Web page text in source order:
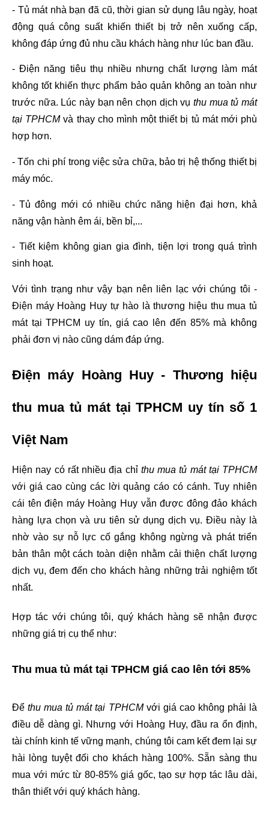
- Tủ mát nhà bạn đã cũ, thời gian sử dụng lâu ngày, hoạt
động quá công suất khiến thiết bị trở nên xuống cấp,
không đáp ứng đủ nhu cầu khách hàng như lúc ban đầu.
- Điện năng tiêu thụ nhiều nhưng chất lượng làm mát
không tốt khiến thực phẩm bảo quản không an toàn như
trước nữa. Lúc này bạn nên chọn dịch vụ thu mua tủ mát
tại TPHCM và thay cho mình một thiết bị tủ mát mới phù
hợp hơn.
- Tốn chi phí trong việc sửa chữa, bảo trị hệ thống thiết bị
máy móc.
- Tủ đông mới có nhiều chức năng hiện đại hơn, khả
năng vận hành êm ái, bền bỉ,...
- Tiết kiệm không gian gia đình, tiện lợi trong quá trình
sinh hoạt.
Với tình trạng như vậy bạn nên liên lạc với chúng tôi -
Điện máy Hoàng Huy tự hào là thương hiệu thu mua tủ
mát tại TPHCM uy tín, giá cao lên đến 85% mà không
phải đơn vị nào cũng dám đáp ứng.
Điện máy Hoàng Huy - Thương hiệu
thu mua tủ mát tại TPHCM uy tín số 1
Việt Nam
Hiện nay có rất nhiều địa chỉ
thu mua tủ mát tại TPHCM
với giá cao cùng các lời quảng cáo có cánh. Tuy nhiên
cái tên điện máy Hoàng Huy vẫn được đông đảo khách
hàng lựa chọn và ưu tiên sử dụng dịch vụ. Điều này là
nhờ vào sự nỗ lực cố gắng không ngừng và phát triển
bản thân một cách toàn diện nhằm cải thiện chất lượng
dịch vụ, đem đến cho khách hàng những trải nghiệm tốt
nhất.
Hợp tác với chúng tôi, quý khách hàng sẽ nhận được
những giá trị cụ thể như:
Thu mua tủ mát tại TPHCM giá cao lên tới 85%
Để thu mua tủ mát tại TPHCM với giá cao không phải là
điều dễ dàng gì. Nhưng với Hoàng Huy, đầu ra ổn định,
tài chính kinh tế vững mạnh, chúng tôi cam kết đem lại sự
hài lòng tuyệt đối cho khách hàng 100%. Sẵn sàng thu
mua với mức từ 80-85% giá gốc, tạo sự hợp tác lâu dài,
thân thiết với quý khách hàng.